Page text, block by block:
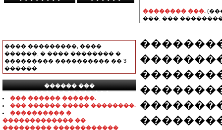
���� ���������, ����
������, � ���� �������� �
��������� ���������� �� 3
������.
������ ���
���������������
��� ������ ������.
��� ������ ����� ��������.
���������� �
������������� ��
��������� ������������
�������� ���.
���, ���